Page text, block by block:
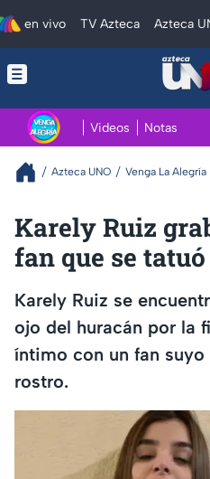
en vivo TV Azteca Azteca
Videos Notas
Azteca UNO Venga La Alegría
Karely Ruiz
fan que se
Karely Ruiz se
ojo del huracán por la
íntimo con un fan suyo
rostro.